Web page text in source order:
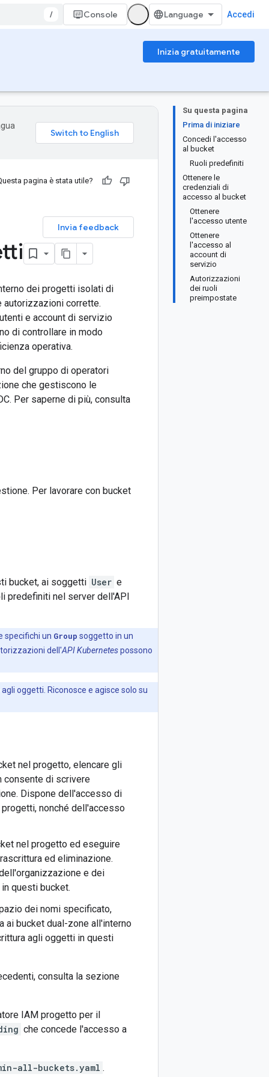
/ Console Accedi
Inizia gratuitamente
Su questa pagina
Prima di iniziare
Concedi l'accesso
al bucket
Ruoli predefiniti
Ottenere le
credenziali di
accesso al bucket
Ottenere
l'accesso utente
Ottenere
l'accesso al
account di
servizio
Autorizzazioni
dei ruoli
preimpostate
pagina è stata utile?
Invia feedback
dei progetti isolati di
autorizzazioni corrette.
e account di servizio
di controllare in modo
operativa.
del gruppo di operatori
che gestiscono le
Per saperne di più, consulta
Per lavorare con bucket
bucket, ai soggetti User e
predefiniti nel server dell'API
specifichi un Group soggetto in un
dell'API Kubernetespossono
oggetti. Riconosce e agisce solo su
nel progetto, elencare gli
consente di scrivere
Dispone dell'accesso di
nonché dell'accesso
nel progetto ed eseguire
ed eliminazione.
e dei
questi bucket.
dei nomi specificato,
ai bucket dual-zone all'interno
agli oggetti in questi
consulta la sezione
IAM progetto per il
che concede l'accesso a
all-buckets.yaml .